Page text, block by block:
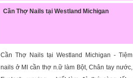
Cần Thợ Nails tại Westland Michigan
Cần Thợ Nails tại Westland Michigan - Tiệm
nails ở MI cần thợ n.ữ làm Bột, Chân tay nước,